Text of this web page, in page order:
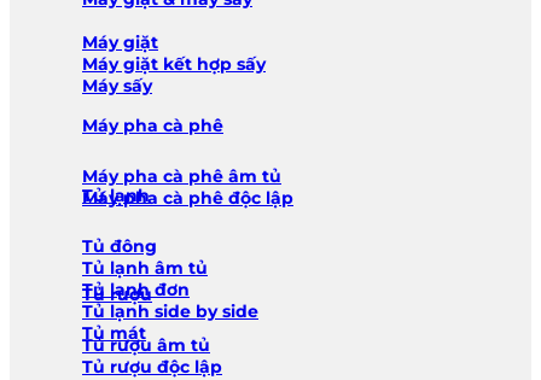
Máy giặt
Máy giặt kết hợp sấy
Máy sấy
Máy pha cà phê
Máy pha cà phê âm tủ
Máy pha cà phê độc lập
Tủ lạnh
Tủ đông
Tủ lạnh âm tủ
Tủ lạnh đơn
Tủ lạnh side by side
Tủ mát
Tủ rượu
Tủ rượu âm tủ
Tủ rượu độc lập